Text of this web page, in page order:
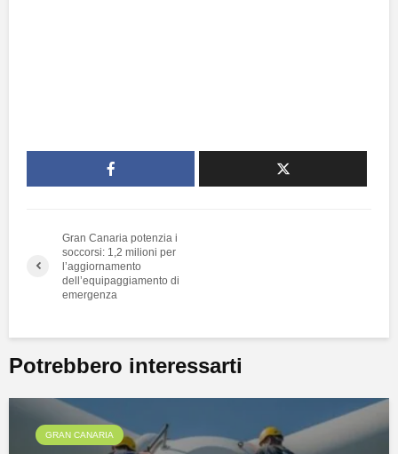
Gran Canaria potenzia i
soccorsi: 1,2 milioni per
l’aggiornamento
dell’equipaggiamento di
emergenza
Potrebbero interessarti
GRAN CANARIA